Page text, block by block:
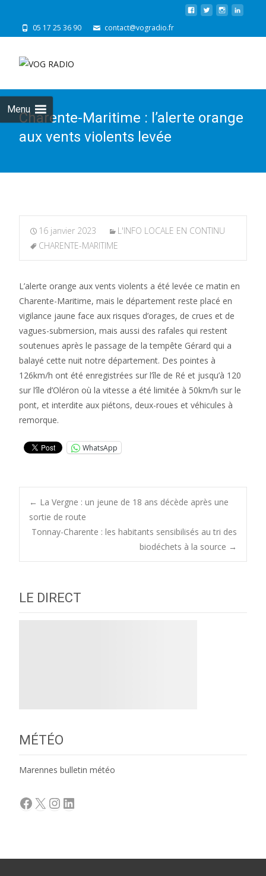
05 17 25 36 90 contact@vogradio.fr
Menu
Charente-Maritime : l’alerte orange
aux vents violents levée
16 janvier 2023
L'INFO LOCALE EN CONTINU
CHARENTE-MARITIME
L’alerte orange aux vents violents a été levée ce matin en
Charente-Maritime, mais le département reste placé en
vigilance jaune face aux risques d’orages, de crues et de
vagues-submersion, mais aussi des rafales qui restent
soutenues après le passage de la tempête Gérard qui a
balayé cette nuit notre département. Des pointes à
126km/h ont été enregistrées sur l’île de Ré et jusqu’à 120
sur l’île d’Oléron où la vitesse a été limitée à 50km/h sur le
pont, et interdite aux piétons, deux-roues et véhicules à
remorque.
WhatsApp
Post
navigation
← La Vergne : un jeune de 18 ans décède après une
sortie de route
Tonnay-Charente : les habitants sensibilisés au tri des
biodéchets à la source →
LE DIRECT
MÉTÉO
Marennes bulletin météo
Facebook
X Instagram
LinkedIn